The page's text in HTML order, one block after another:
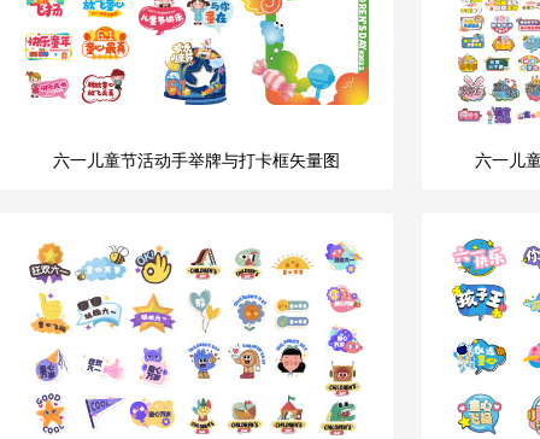
六一儿童节活动手举牌与打卡框矢量图 六一儿